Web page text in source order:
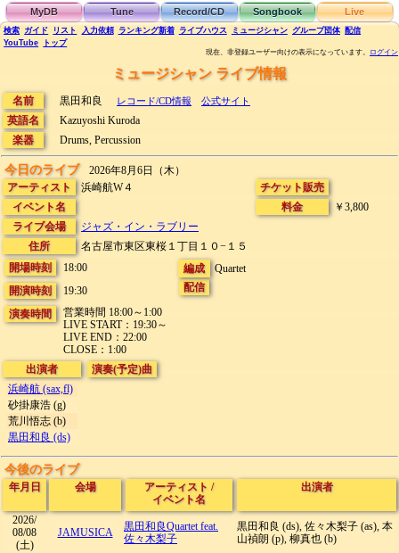
MyDB Tune Record/CD Songbook Live
検索 ガイド リスト 入力依頼 ランキング新着 ライブハウス ミュージシャン グループ団体 配信
YouTube
トップ
現在、非登録ユーザー向けの表示になっています。 ログイン
ミュージシャン ライブ情報
名前 黒田和良 レコード/CD情報 公式サイト
英語名
Kazuyoshi Kuroda
楽器
Drums, Percussion
今日のライブ
2026年8月6日（木）
アーティスト
浜崎航W４
イベント名
ライブ会場
ジャズ・イン・ラブリー
住所
名古屋市東区東桜１丁目１０−１５
チケット販売
料金
￥3,800
開場時刻
18:00
開演時刻
19:30
演奏時間
営業時間 18:00～1:00
LIVE START：19:30～
LIVE END：22:00
CLOSE：1:00
編成
Quartet
配信
出演者
浜崎航 (sax,fl)
砂掛康浩 (g)
荒川悟志 (b)
黒田和良 (ds)
演奏(予定)曲
今後のライブ
年月日 会場 アーティスト /
イベント名
出演者
2026/
08/08
(土)
JAMUSICA
黒田和良Quartet feat.
佐々木梨子
黒田和良 (ds), 佐々木梨子 (as), 本
山禎朗 (p), 柳真也 (b)